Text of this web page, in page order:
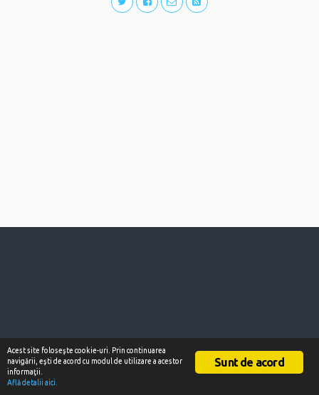
Sunt de acord
Acest site foloseşte cookie-uri. Prin continuarea
navigării, eşti de acord cu modul de utilizare a acestor
informaţii.
Află detalii aici.